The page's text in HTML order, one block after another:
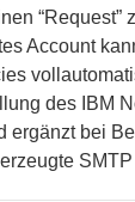
“Request”
Account
des IBM
ergänzt bei